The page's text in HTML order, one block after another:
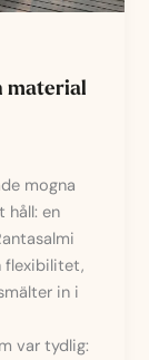
material
mogna
håll: en
flexibilitet,
in i
var tydlig: